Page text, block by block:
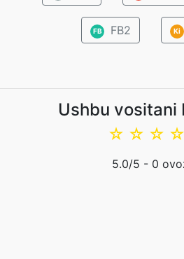
FB FB2 Ki
Ushbu vositani
☆
☆
☆
☆
5.0/5 - 0